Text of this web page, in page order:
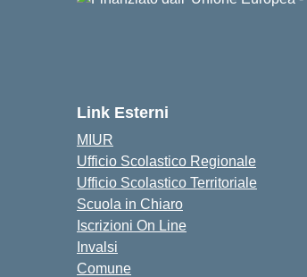
Link Esterni
MIUR
Ufficio Scolastico Regionale
Ufficio Scolastico Territoriale
Scuola in Chiaro
Iscrizioni On Line
Invalsi
Comune